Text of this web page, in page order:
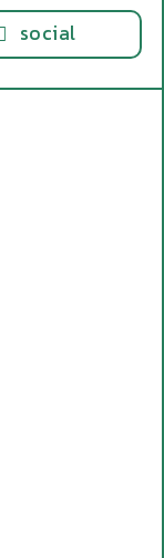
social